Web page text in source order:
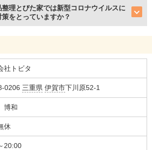
理とびた家では新型コロナウイルスに
をとっていますか？
社トビタ
0206 三重県 伊賀市下川原52-1
和
休
20:00